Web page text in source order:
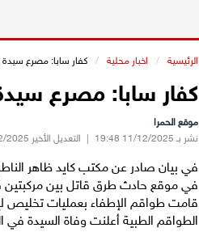
الرئيسية / اخبار محلية / كفار سابا: مصرع
كفار سابا: مصرع
موقع الحمرا
نشر بـ 11/12/2025 19:48
| التعديل الأخير 11/12/2025 20:30
في بيان صادر عن مكتب كايد ظاهر
في موقع حادث طرق قاتل بين مركبتين
قامت طواقم الإطفاء بعمليات تخليص
الطواقم الطبية أعلنت وفاة السيدة في